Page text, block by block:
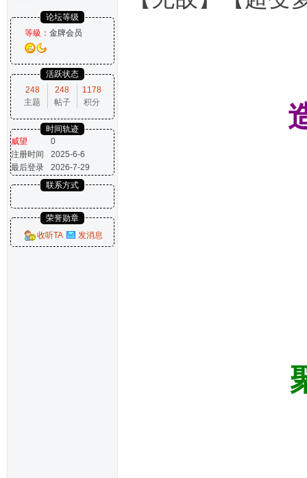
坛
论坛等级
等級： 金牌会员
活跃状态
248
主题
248
帖子
1178
积分
时间轨迹
威望
0
注册时间
2025-6-6
最后登录
2026-7-29
联系方式
荣誉勋章
收听TA
发消息